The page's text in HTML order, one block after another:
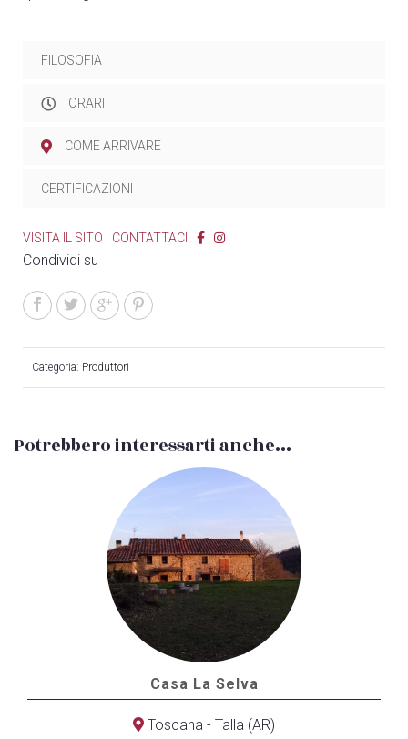
FILOSOFIA
ORARI
COME ARRIVARE
CERTIFICAZIONI
VISITA IL SITO CONTATTACI
Condividi su
Categoria: Produttori
Potrebbero interessarti anche...
Casa La Selva
Toscana - Talla (AR)